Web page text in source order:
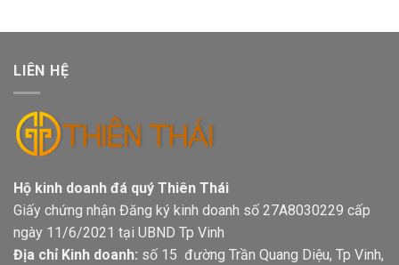
LIÊN HỆ
Hộ kinh doanh đá quý Thiên Thái
Giấy chứng nhận Đăng ký kinh doanh số 27A8030229 cấp
ngày 11/6/2021 tại UBND Tp Vinh
Địa chỉ Kinh doanh: số 15 đường Trần Quang Diệu, Tp Vinh,